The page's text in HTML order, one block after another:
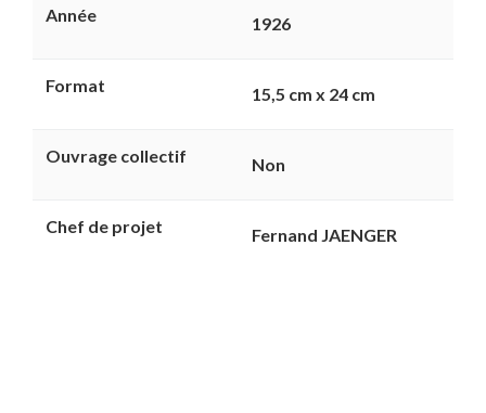
Année 1926
Format 15,5 cm x 24 cm
Ouvrage collectif Non
Chef de projet Fernand JAENGER